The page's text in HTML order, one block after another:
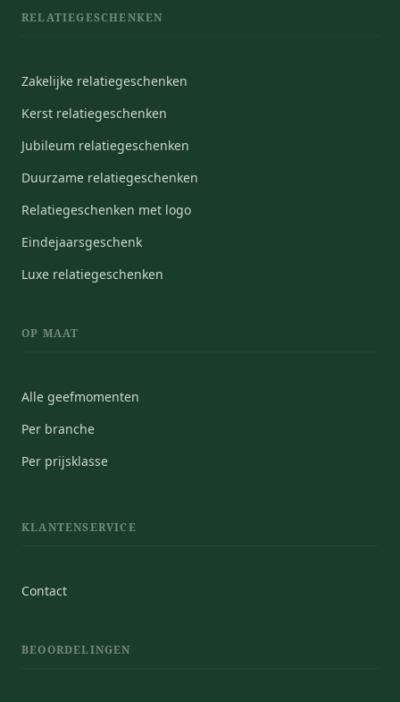
RELATIEGESCHENKEN
Zakelijke relatiegeschenken
Kerst relatiegeschenken
Jubileum relatiegeschenken
Duurzame relatiegeschenken
Relatiegeschenken met logo
Eindejaarsgeschenk
Luxe relatiegeschenken
OP MAAT
Alle geefmomenten
Per branche
Per prijsklasse
KLANTENSERVICE
Contact
BEOORDELINGEN